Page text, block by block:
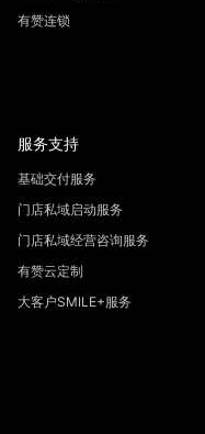
有赞连锁
服务支持
基础交付服务
门店私域启动服务
门店私域经营咨询服务
有赞云定制
大客户SMILE+服务